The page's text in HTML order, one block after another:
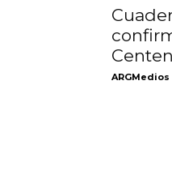
ARGMedios